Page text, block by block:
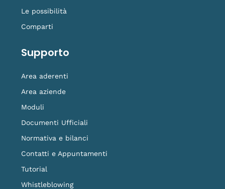
Le possibilità
Comparti
Supporto
Area aderenti
Area aziende
Moduli
Documenti Ufficiali
Normativa e bilanci
Contatti e Appuntamenti
Tutorial
Whistleblowing